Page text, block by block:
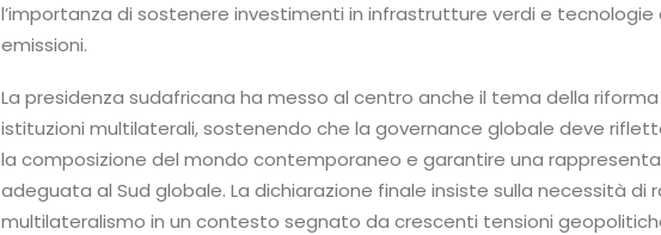
l’importanza di sostenere investimenti in infrastrutture verdi e tecnologie
emissioni.
La presidenza sudafricana ha messo al centro anche il tema della
istituzioni multilaterali, sostenendo che la governance globale deve
la composizione del mondo contemporaneo e garantire una
adeguata al Sud globale. La dichiarazione finale insiste sulla necessità di
multilateralismo in un contesto segnato da crescenti tensioni